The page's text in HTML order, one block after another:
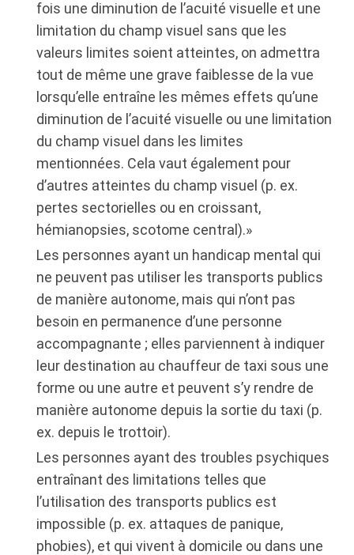
fois une diminution de l’acuité visuelle et une
limitation du champ visuel sans que les
valeurs limites soient atteintes, on admettra
tout de même une grave faiblesse de la vue
lorsqu’elle entraîne les mêmes effets qu’une
diminution de l’acuité visuelle ou une limitation
du champ visuel dans les limites
mentionnées. Cela vaut également pour
d’autres atteintes du champ visuel (p. ex.
pertes sectorielles ou en croissant,
hémianopsies, scotome central).»
Les personnes ayant un handicap mental qui
ne peuvent pas utiliser les transports publics
de manière autonome, mais qui n’ont pas
besoin en permanence d’une personne
accompagnante ; elles parviennent à indiquer
leur destination au chauffeur de taxi sous une
forme ou une autre et peuvent s’y rendre de
manière autonome depuis la sortie du taxi (p.
ex. depuis le trottoir).
Les personnes ayant des troubles psychiques
entraînant des limitations telles que
l’utilisation des transports publics est
impossible (p. ex. attaques de panique,
phobies), et qui vivent à domicile ou dans une